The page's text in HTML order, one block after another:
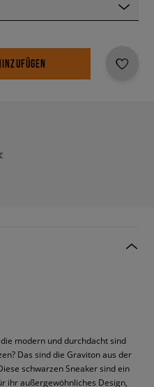
modern und durchdacht sind
Das sind die Graviton aus der
schwarzen Sneaker sind ein
ihr außergewöhnliches Design,